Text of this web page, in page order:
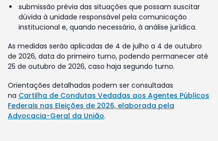
submissão prévia das situações que possam suscitar
dúvida à unidade responsável pela comunicação
institucional e, quando necessário, à análise jurídica.
As medidas serão aplicadas de 4 de julho a 4 de outubro
de 2026, data do primeiro turno, podendo permanecer até
25 de outubro de 2026, caso haja segundo turno.
Orientações detalhadas podem ser consultadas
na Cartilha de Condutas Vedadas aos Agentes Públicos
Federais nas Eleições de 2026, elaborada pela
Advocacia-Geral da União.